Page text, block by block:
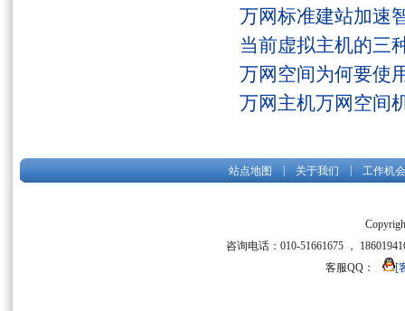
万网标准建站加速
当前虚拟主机的三
万网空间为何要使
万网主机万网空间
站点地图 关于我们 工作机会
咨询电话：010-51661675 ，
客服QQ：
[